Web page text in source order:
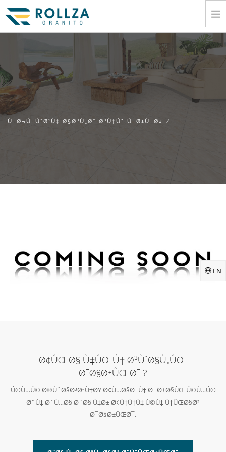
Ø´Ø±Ú©Øª Ù‡Ø§ÛŒ Ø¨Ø²Ø±Ú¯ØŒ Ø¯Ø§Ø±Ø§ÛŒ Ø´Ø®ØΜÛŒØª Ø­
Ù‚ÙˆÙ‚ÛŒ
Ù…Ø¬Ù…ÙˆØ¹Ù‡ Ø§Ø³Ù„Ø¨ Ø³Ù†Ú¯ Ù…Ø±Ù…Ø±
Ú©Ø§ØªØ§Ù„ÙˆÚ¯
ØΜØ§Ø¯Ø± Ú©Ø±Ø¯Ù†
EN
Ù…Ø¬Ù…ÙˆØ¹Ù‡ Ø§Ø³Ù„Ø¨ Ø³Ù†Ú¯ Ù…Ø±Ù…Ø±
Ø¢ÛŒØ§ Ù‡ÛŒÚ† Ø³ÙˆØ§Ù„ÛŒ
Ø¯Ø§Ø±ÛŒØ¯ ?
Ú©Ù…Ú© Ø®ÙˆØ§Ø³ØªÙ†ØŸ Ø¢Ù…Ø§Ø¯Ù‡ Ø¨Ø±Ø§ÛŒ Ú©Ù…Ú©
Ø¨Ù‡ Ø´Ù…Ø§ Ø¨Ø§ Ù‡Ø± Ø¢Ù†Ú†Ù‡ Ú©Ù‡ Ù†ÛŒØ§Ø²
Ø¯Ø§Ø±ÛŒØ¯.